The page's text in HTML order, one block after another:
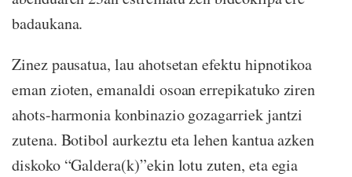
badaukana.
Zinez pausatua, lau ahotsetan efektu hipnotikoa
eman zioten, emanaldi osoan errepikatuko ziren
ahots-harmonia konbinazio gozagarriek jantzi
zutena. Botibol aurkeztu eta lehen kantua azken
diskoko “Galdera(k)”ekin lotu zuten, eta egia